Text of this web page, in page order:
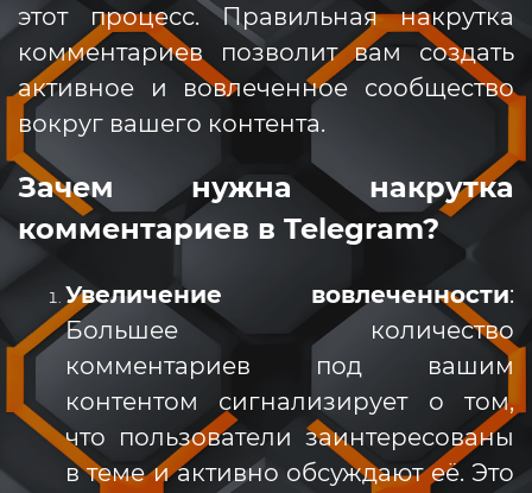
этот процесс. Правильная накрутка
комментариев позволит вам создать
активное и вовлеченное сообщество
вокруг вашего контента.
Зачем нужна накрутка
комментариев в Telegram?
Увеличение вовлеченности:
Большее количество
комментариев под вашим
контентом сигнализирует о том,
что пользователи заинтересованы
в теме и активно обсуждают её. Это